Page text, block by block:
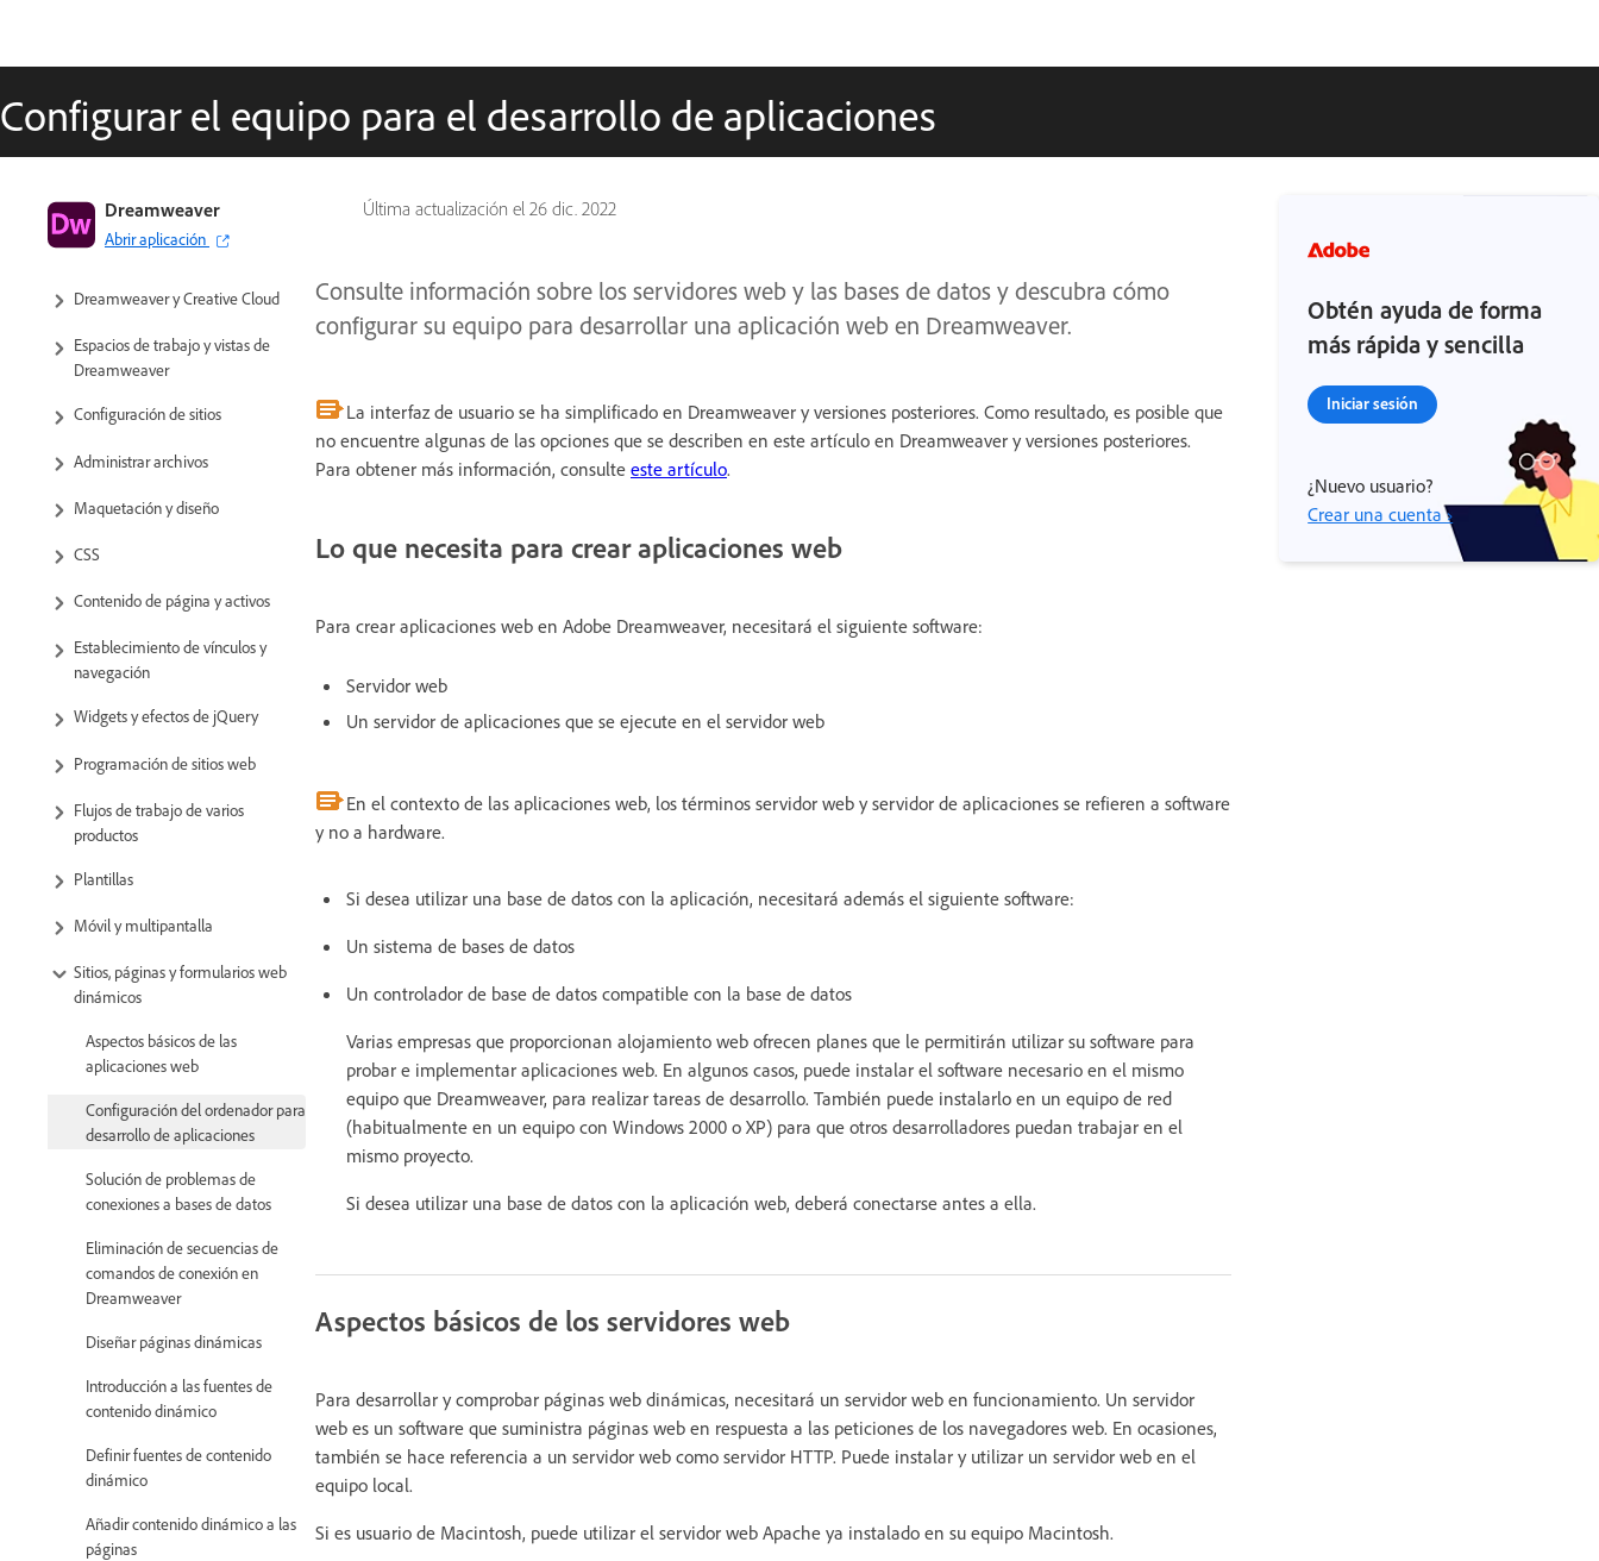
Configurar el equipo para el desarrollo de aplicaciones
Última actualización el 26 dic. 2022
Dreamweaver
Abrir aplicación
Guía del usuario de Dreamweaver
Introducción
Dreamweaver y Creative Cloud
Espacios de trabajo y vistas de
Dreamweaver
Configuración de sitios
Administrar archivos
Maquetación y diseño
CSS
Contenido de página y activos
Establecimiento de vínculos y
navegación
Widgets y efectos de jQuery
Programación de sitios web
Flujos de trabajo de varios
productos
Plantillas
Móvil y multipantalla
Sitios, páginas y formularios web
dinámicos
Aspectos básicos de las
aplicaciones web
Configuración del ordenador para
desarrollo de aplicaciones
Solución de problemas de
conexiones a bases de datos
Eliminación de secuencias de
comandos de conexión en
Dreamweaver
Diseñar páginas dinámicas
Introducción a las fuentes de
contenido dinámico
Definir fuentes de contenido
dinámico
Añadir contenido dinámico a las
páginas
Consulte información sobre los servidores web y las bases de datos y descubra cómo
configurar su equipo para desarrollar una aplicación web en Dreamweaver.
La interfaz de usuario se ha simplificado en Dreamweaver y versiones posteriores. Como resultado, es posible que
no encuentre algunas de las opciones que se describen en este artículo en Dreamweaver y versiones posteriores.
Para obtener más información, consulte este artículo.
Lo que necesita para crear aplicaciones web
Para crear aplicaciones web en Adobe Dreamweaver, necesitará el siguiente software:
Servidor web
Un servidor de aplicaciones que se ejecute en el servidor web
En el contexto de las aplicaciones web, los términos servidor web y servidor de aplicaciones se refieren a software
y no a hardware.
Si desea utilizar una base de datos con la aplicación, necesitará además el siguiente software:
Un sistema de bases de datos
Un controlador de base de datos compatible con la base de datos
Varias empresas que proporcionan alojamiento web ofrecen planes que le permitirán utilizar su software para
probar e implementar aplicaciones web. En algunos casos, puede instalar el software necesario en el mismo
equipo que Dreamweaver, para realizar tareas de desarrollo. También puede instalarlo en un equipo de red
(habitualmente en un equipo con Windows 2000 o XP) para que otros desarrolladores puedan trabajar en el
mismo proyecto.
Si desea utilizar una base de datos con la aplicación web, deberá conectarse antes a ella.
Aspectos básicos de los servidores web
Para desarrollar y comprobar páginas web dinámicas, necesitará un servidor web en funcionamiento. Un servidor
web es un software que suministra páginas web en respuesta a las peticiones de los navegadores web. En ocasiones,
también se hace referencia a un servidor web como servidor HTTP. Puede instalar y utilizar un servidor web en el
equipo local.
Si es usuario de Macintosh, puede utilizar el servidor web Apache ya instalado en su equipo Macintosh.
Obtén ayuda de forma
más rápida y sencilla
Iniciar sesión
¿Nuevo usuario?
Crear una cuenta ›